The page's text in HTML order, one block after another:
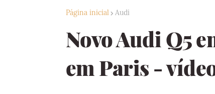
Página inicial Audi
Novo Audi Q5
em Paris -